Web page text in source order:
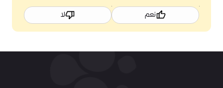
نعم لا